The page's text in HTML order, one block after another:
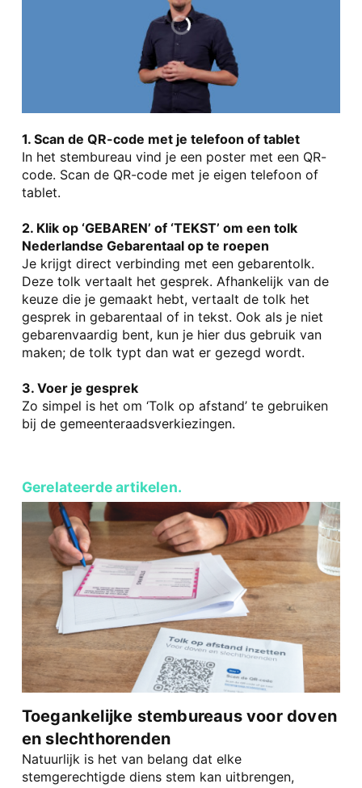
1. Scan de QR-code met je telefoon of tablet
In het stembureau vind je een poster met een QR-
code. Scan de QR-code met je eigen telefoon of
tablet.
2. Klik op ‘GEBAREN’ of ‘TEKST’ om een tolk
Nederlandse Gebarentaal op te roepen
Je krijgt direct verbinding met een gebarentolk.
Deze tolk vertaalt het gesprek. Afhankelijk van de
keuze die je gemaakt hebt, vertaalt de tolk het
gesprek in gebarentaal of in tekst. Ook als je niet
gebarenvaardig bent, kun je hier dus gebruik van
maken; de tolk typt dan wat er gezegd wordt.
3. Voer je gesprek
Zo simpel is het om ‘Tolk op afstand’ te gebruiken
bij de gemeenteraadsverkiezingen.
Gerelateerde artikelen.
Toegankelijke stembureaus voor doven
en slechthorenden
Natuurlijk is het van belang dat elke
stemgerechtigde diens stem kan uitbrengen,